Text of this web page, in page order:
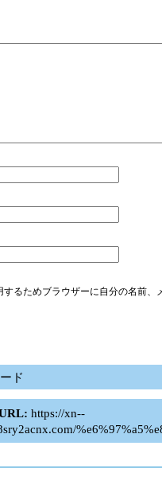
するためブラウザーに自分の名前、
ド
https://xn--